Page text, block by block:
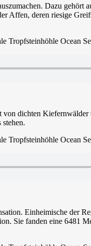
Dazu gehört
Affen, deren riesige
dichten
Einheimische der
Sie fanden eine 6481